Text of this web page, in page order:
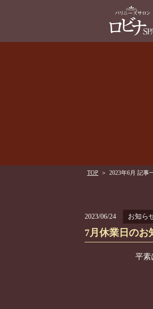
TOP ＞ 2023年6月 記事
2023/06/24 お知ら
7月休業日のお
平素